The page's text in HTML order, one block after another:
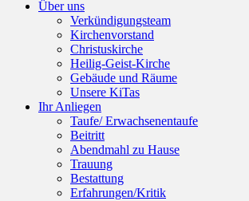
Über uns
Verkündigungsteam
Kirchenvorstand
Christuskirche
Heilig-Geist-Kirche
Gebäude und Räume
Unsere KiTas
Ihr Anliegen
Taufe/ Erwachsenentaufe
Beitritt
Abendmahl zu Hause
Trauung
Bestattung
Erfahrungen/Kritik